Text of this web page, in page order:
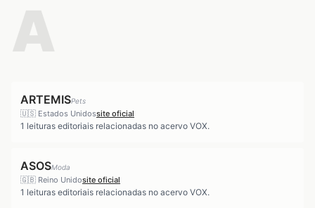
ARTEMISPets
🇺🇸 Estados Unidossite oficial
1 leituras editoriais relacionadas no acervo VOX.
ASOSModa
🇬🇧 Reino Unidosite oficial
1 leituras editoriais relacionadas no acervo VOX.